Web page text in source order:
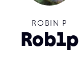
ROBIN P
Rob1p